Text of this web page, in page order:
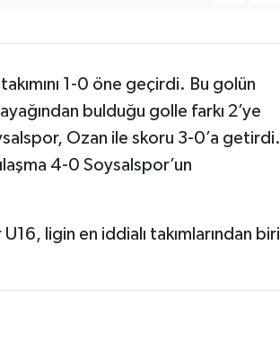
1-0 öne geçirdi. Bu golün
bulduğu golle farkı 2’ye
Ozan ile skoru 3-0’a getirdi.
4-0 Soysalspor’un
ligin en iddialı takımlarından biri